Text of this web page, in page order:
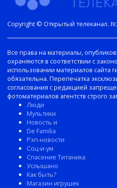
Все права на материалы,
охраняются в соответствии с
использовании материалов сайта
обязательна. Перепечатка
согласования с редакцией
фотоматериалов агентств строго
Люди
Мультики
Новость и
De Familia
Рэп-новости
Соц-и-ум
Спасение Титаника
Услышано
Как быть?
Магазин игрушек